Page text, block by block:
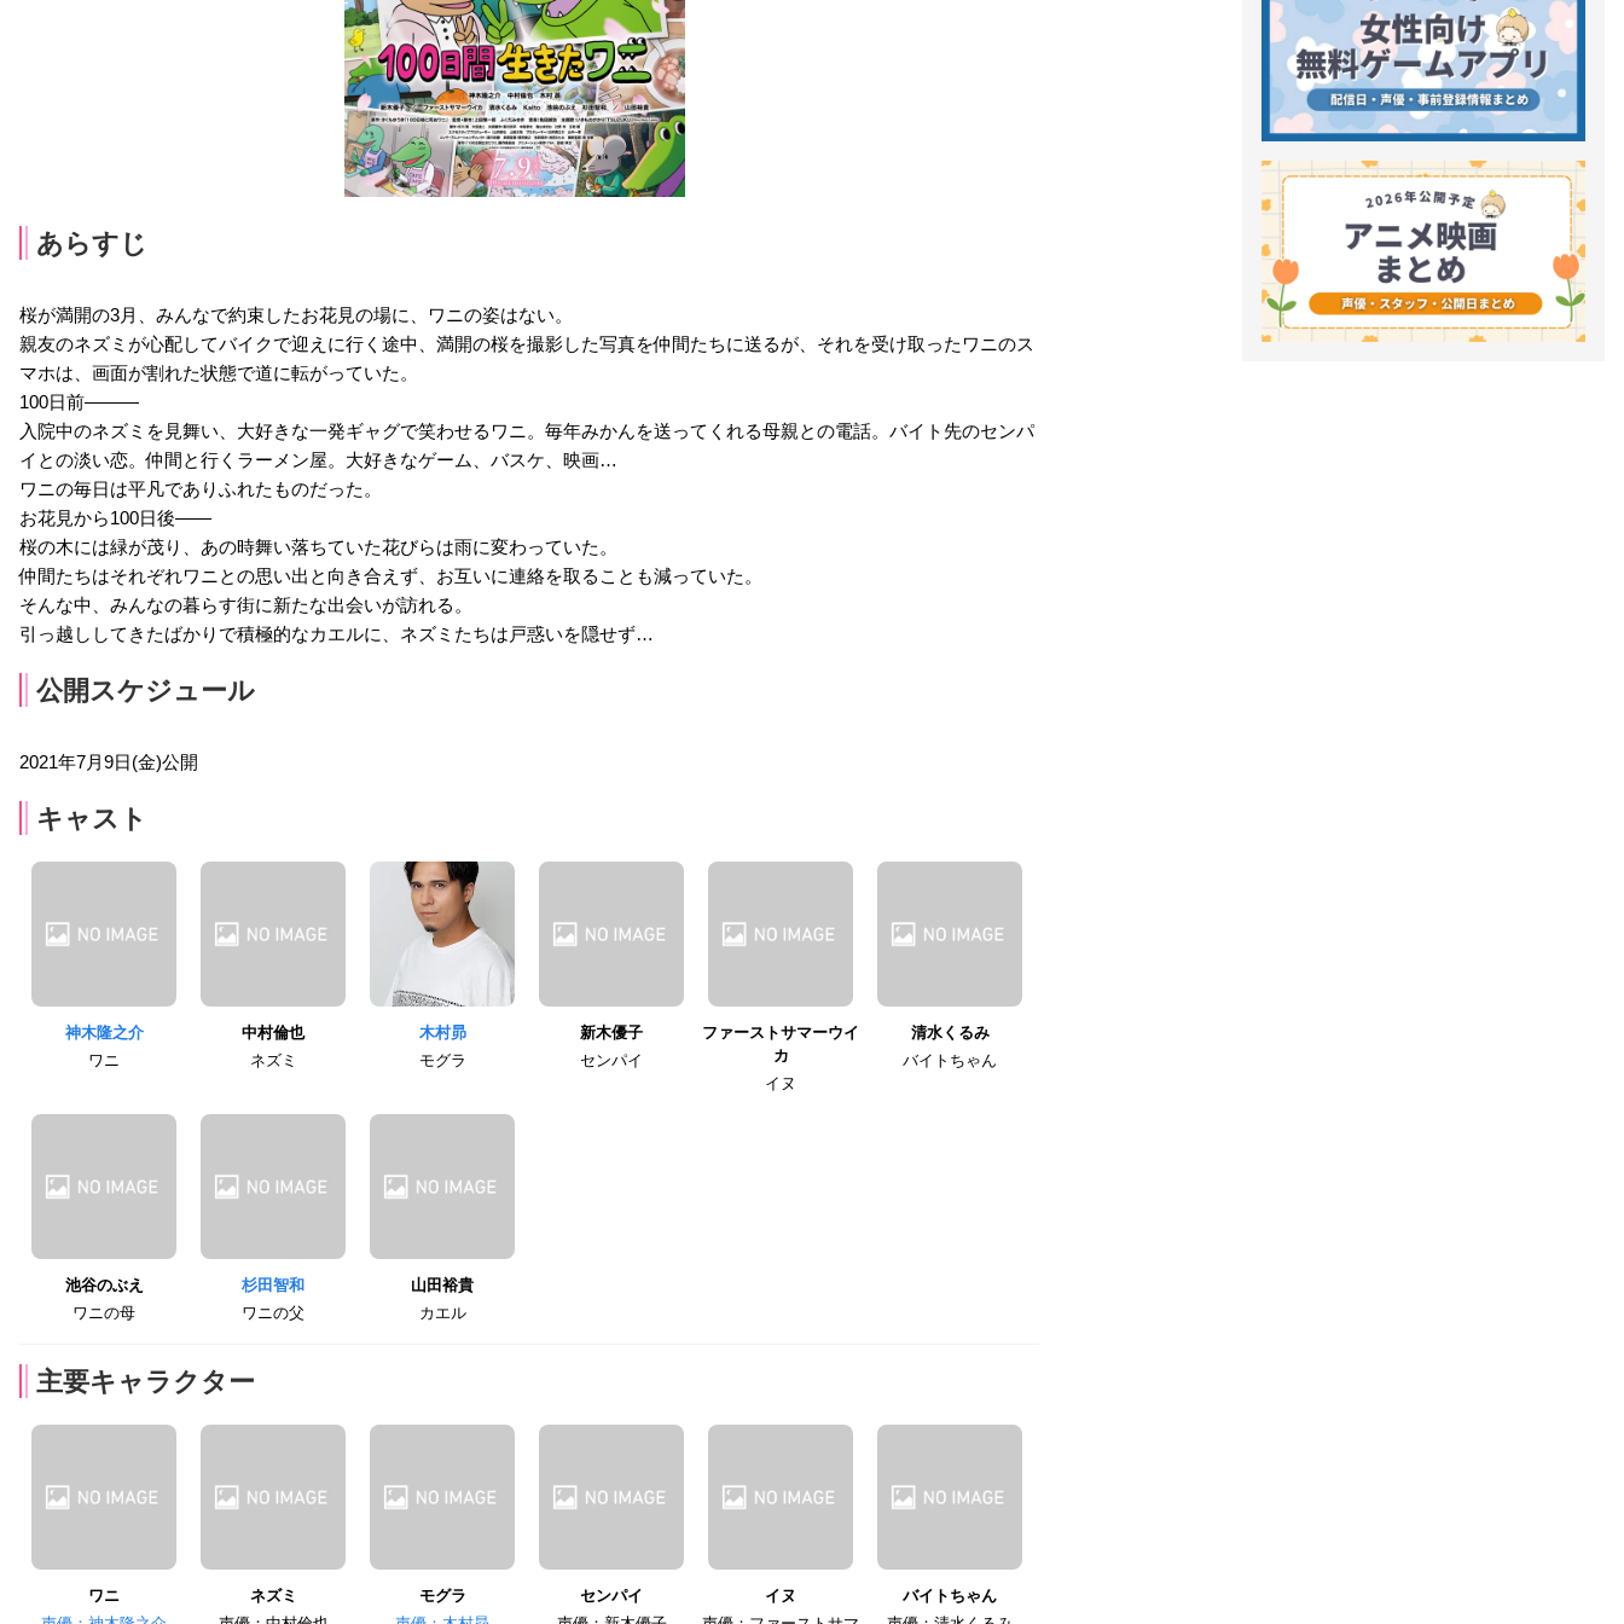
あらすじ
桜が満開の3月、みんなで約束したお花見の場に、ワニの姿はない。
親友のネズミが心配してバイクで迎えに行く途中、満開の桜を撮影した写真を仲間たちに送るが、それを受け取ったワニのス
マホは、画面が割れた状態で道に転がっていた。
100日前―――
入院中のネズミを見舞い、大好きな一発ギャグで笑わせるワニ。毎年みかんを送ってくれる母親との電話。バイト先のセンパ
イとの淡い恋。仲間と行くラーメン屋。大好きなゲーム、バスケ、映画…
ワニの毎日は平凡でありふれたものだった。
お花見から100日後――
桜の木には緑が茂り、あの時舞い落ちていた花びらは雨に変わっていた。
仲間たちはそれぞれワニとの思い出と向き合えず、お互いに連絡を取ることも減っていた。
そんな中、みんなの暮らす街に新たな出会いが訪れる。
引っ越ししてきたばかりで積極的なカエルに、ネズミたちは戸惑いを隠せず…
公開スケジュール
2021年7月9日(金)公開
キャスト
神木隆之介
ワニ
中村倫也
ネズミ
木村昴
モグラ
新木優子
センパイ
ファーストサマーウイ
カ
イヌ
清水くるみ
バイトちゃん
池谷のぶえ
ワニの母
杉田智和
ワニの父
山田裕貴
カエル
主要キャラクター
ワニ
ネズミ
モグラ
センパイ
イヌ
バイトちゃん